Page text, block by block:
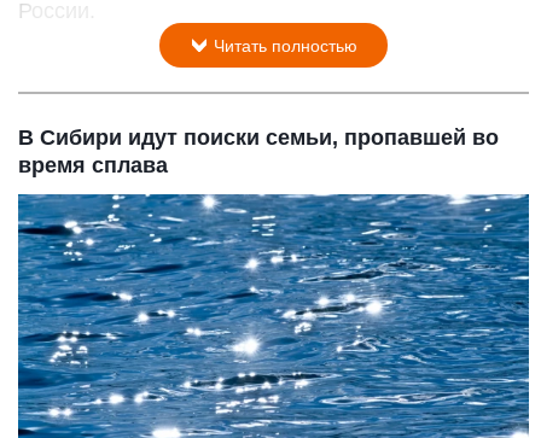
России.
Читать полностью
В Сибири идут поиски семьи, пропавшей во
время сплава